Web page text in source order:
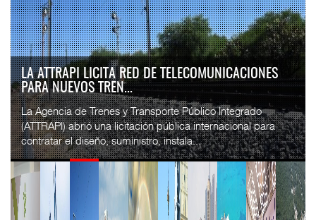
LA ATTRAPI LICITA RED DE TELECOMUNICACIONES
PARA NUEVOS TREN...
La Agencia de Trenes y Transporte Público Integrado
(ATTRAPI) abrió una licitación pública internacional para
contratar el diseño, suministro, instala...